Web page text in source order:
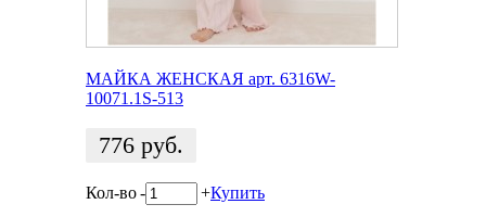
МАЙКА ЖЕНСКАЯ арт. 6316W-
10071.1S-513
776 руб.
Кол-во- +Купить